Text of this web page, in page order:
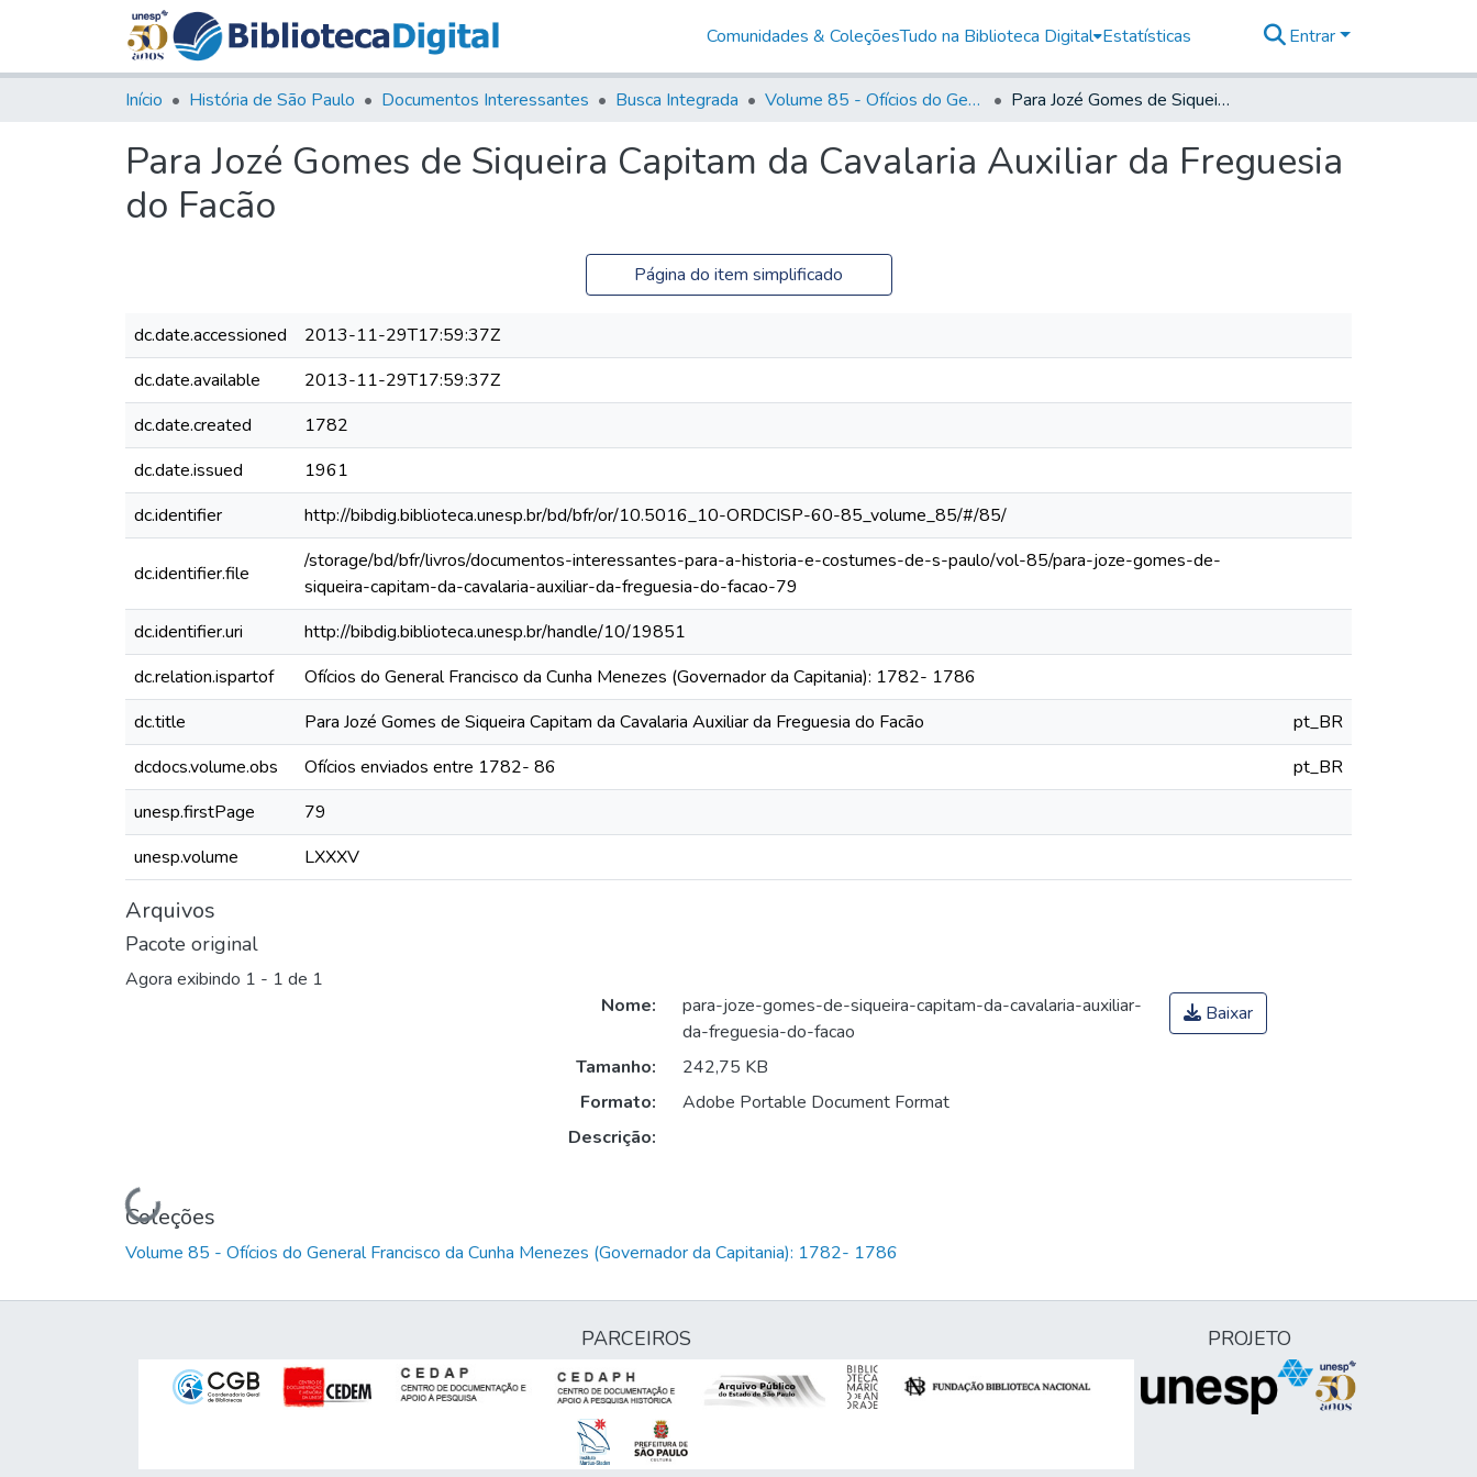
Comunidades & ColeçõesTudo na Biblioteca Digital Estatísticas Entrar
Início História de São Paulo Documentos Interessantes Busca Integrada Volume 85 - Ofícios do General Francisco da Cunha Menezes (Governador da Capitania): 1782- 1786 Para Jozé Gomes de Siqueira Capitam da Cavalaria Auxiliar da Freguesia do Facão
Para Jozé Gomes de Siqueira Capitam da Cavalaria Auxiliar da Freguesia
do Facão
Página do item simplificado
dc.date.accessioned
2013-11-29T17:59:37Z
dc.date.available
2013-11-29T17:59:37Z
dc.date.created
1782
dc.date.issued
1961
dc.identifier
http://bibdig.biblioteca.unesp.br/bd/bfr/or/10.5016_10-ORDCISP-60-85_volume_85/#/85/
dc.identifier.file
/storage/bd/bfr/livros/documentos-interessantes-para-a-historia-e-costumes-de-s-paulo/vol-85/para-joze-gomes-de-
siqueira-capitam-da-cavalaria-auxiliar-da-freguesia-do-facao-79
dc.identifier.uri
http://bibdig.biblioteca.unesp.br/handle/10/19851
dc.relation.ispartof
Ofícios do General Francisco da Cunha Menezes (Governador da Capitania): 1782- 1786
dc.title
Para Jozé Gomes de Siqueira Capitam da Cavalaria Auxiliar da Freguesia do Facão
pt_BR
dcdocs.volume.obs
Ofícios enviados entre 1782- 86
pt_BR
unesp.firstPage
79
unesp.volume
LXXXV
Arquivos
Pacote original
Agora exibindo 1 - 1 de 1
Carregando...
Nome:
para-joze-gomes-de-siqueira-capitam-da-cavalaria-auxiliar-
da-freguesia-do-facao
Tamanho:
242,75 KB
Formato:
Adobe Portable Document Format
Descrição:
Baixar
Coleções
Volume 85 - Ofícios do General Francisco da Cunha Menezes (Governador da Capitania): 1782- 1786
PARCEIROS PROJETO